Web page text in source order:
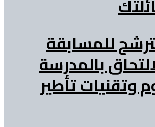
للمسابقة
بالمدرسة
وتقنيات تأطير